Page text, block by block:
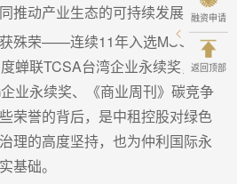
推动产业生态的可持续发展。
殊荣——连续11年入选MSCI全
蝉联TCSA台湾企业永续奖，并
业永续奖、《商业周刊》碳竞争
荣誉的背后，是中租控股对绿色
理的高度坚持，也为仲利国际永
基础。
融资申请
返回顶部